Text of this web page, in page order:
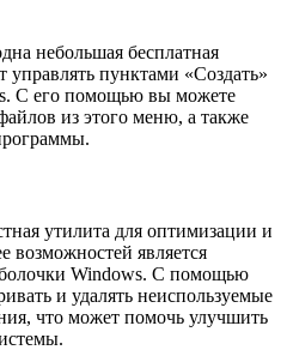
небольшая бесплатная
управлять пунктами «Создать»
С его помощью вы можете
из этого меню, а также
утилита для оптимизации и
возможностей является
Windows. С помощью
и удалять неиспользуемые
что может помочь улучшить